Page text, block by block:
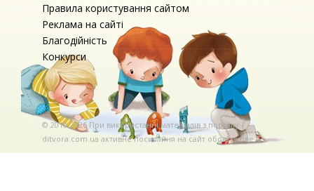
Правила користування сайтом
Реклама на сайті
Благодійність
Конкурси
© 2010-2026 При використаннi матерiалiв з порталу
ditvora.com.ua активне посилання на сайт обов'язкове. .